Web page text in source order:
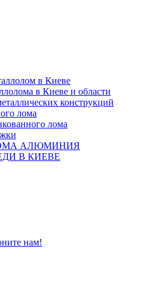
в Киеве
в Киеве и области
конструкций
лома
лома
АЛЮМИНИЯ
В КИЕВЕ
нам!